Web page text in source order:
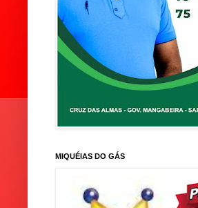
MIQUÉIAS DO GÁS